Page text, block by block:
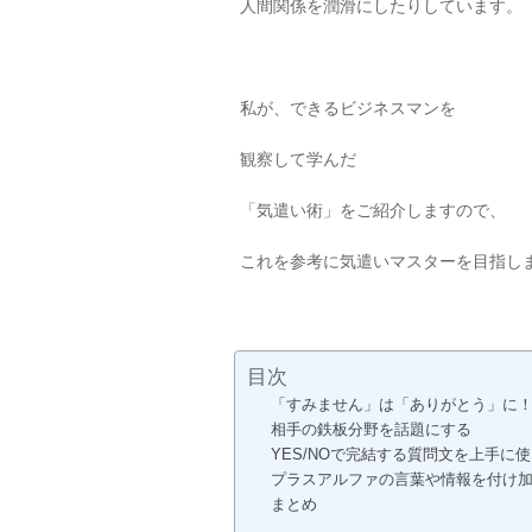
人間関係を潤滑にしたりしています。
私が、できるビジネスマンを
観察して学んだ
「気遣い術」をご紹介しますので、
これを参考に気遣いマスターを目指し
目次
「すみません」は「ありがとう」に！
相手の鉄板分野を話題にする
YES/NOで完結する質問文を上手に使
プラスアルファの言葉や情報を付け
まとめ